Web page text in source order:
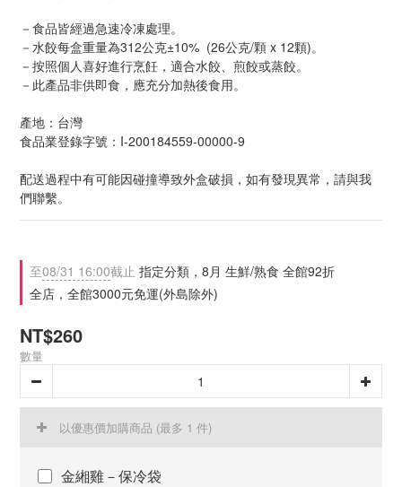
－食品皆經過急速冷凍處理。
－水餃每盒重量為312公克±10%  (26公克/顆 x 12顆)。
－按照個人喜好進行烹飪，適合水餃、煎餃或蒸餃。
－此產品非供即食，應充分加熱後食用。
產地：台灣
食品業登錄字號：I-200184559-00000-9
配送過程中有可能因碰撞導致外盒破損，如有發現異常，請與我
們聯繫。
至08/31 16:00截止 指定分類，8月 生鮮/熟食 全館92折
全店，全館3000元免運(外島除外)
NT$260
數量
以優惠價加購商品 (最多 1 件)
金緗雞－保冷袋